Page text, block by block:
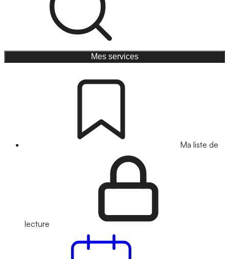
Mes services
Ma liste de
lecture